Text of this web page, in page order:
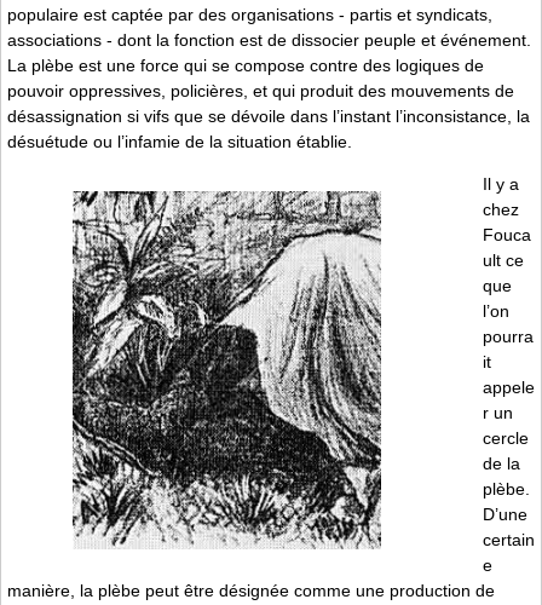
populaire est captée par des organisations - partis et syndicats,
associations - dont la fonction est de dissocier peuple et événement.
La plèbe est une force qui se compose contre des logiques de
pouvoir oppressives, policières, et qui produit des mouvements de
désassignation si vifs que se dévoile dans l’instant l’inconsistance, la
désuétude ou l’infamie de la situation établie.
Il y a
chez
Fouca
ult ce
que
l’on
pourra
it
appele
r un
cercle
de la
plèbe.
D’une
certain
e
manière, la plèbe peut être désignée comme une production de